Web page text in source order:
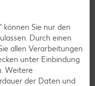
können Sie nur den
Durch einen
allen Verarbeitungen
unter Einbindung
Weitere
der Daten und